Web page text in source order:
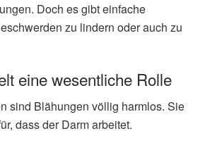
Doch es gibt einfache
zu lindern oder auch zu
eine wesentliche Rolle
sind Blähungen völlig harmlos. Sie
dass der Darm arbeitet.